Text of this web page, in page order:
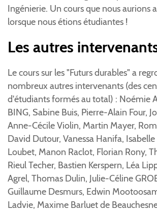
Ingénierie. Un cours que nous aurions
lorsque nous étions étudiantes !
Les autres
Le cours sur les "Futurs durables" a
nombreux autres intervenants (des
d'étudiants formés au total) : Noémie
BING, Sabine Buis, Pierre-Alain Four,
Anne-Cécile Violin, Martin Mayer,
David Dutour, Vanessa Hanifa,
Loubet, Manon Raclot, Florian Rony,
Rieul Techer, Bastien Kerspern, Léa
Agrel, Thomas Dulin, Julie-Céline
Guillaume Desmurs, Edwin
Ladvie, Maxime Barluet de